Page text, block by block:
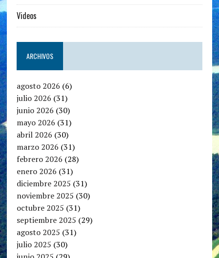
Videos
ARCHIVOS
agosto 2026 (6)
julio 2026 (31)
junio 2026 (30)
mayo 2026 (31)
abril 2026 (30)
marzo 2026 (31)
febrero 2026 (28)
enero 2026 (31)
diciembre 2025 (31)
noviembre 2025 (30)
octubre 2025 (31)
septiembre 2025 (29)
agosto 2025 (31)
julio 2025 (30)